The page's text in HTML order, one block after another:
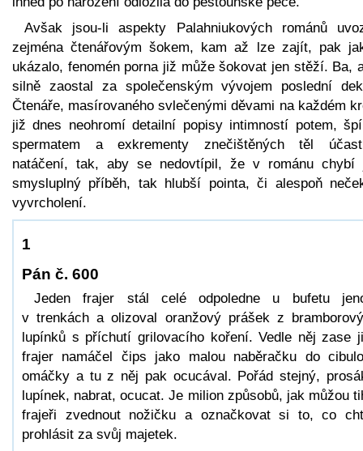
Avšak jsou-li aspekty Palahniukových románů
zejména čtenářovým šokem, kam až lze zajít, pak
ukázalo, fenomén porna již může šokovat jen stěží. Ba,
silně zaostal za společenským vývojem poslední
Čtenáře, masírovaného svlečenými děvami na každém
již dnes neohromí detailní popisy intimností potem,
spermatem a exkrementy znečištěných těl
natáčení, tak, aby se nedovtípil, že v románu chybí
smysluplný příběh, tak hlubší pointa, či alespoň
vyvrcholení.
1
Pán č. 600
Jeden frajer stál celé odpoledne u bufetu
v trenkách a olizoval oranžový prášek z
lupínků s příchutí grilovacího koření. Vedle něj zase
frajer namáčel čips jako malou naběračku do
omáčky a tu z něj pak ocucával. Pořád stejný,
lupínek, nabrat, ocucat. Je milion způsobů, jak můžou
frajeři zvednout nožičku a označkovat si to, co
prohlásit za svůj majetek.